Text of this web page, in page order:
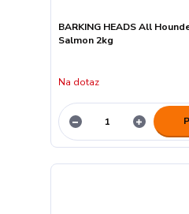
BARKING HEADS All
Salmon 2kg
Na dotaz